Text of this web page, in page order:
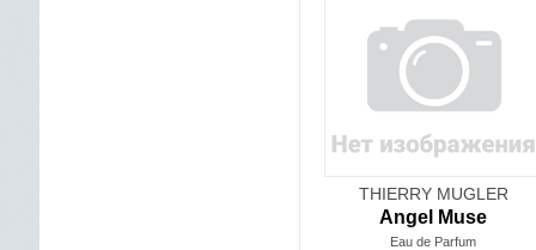
THIERRY MUGLER
Angel Muse
Eau de Parfum